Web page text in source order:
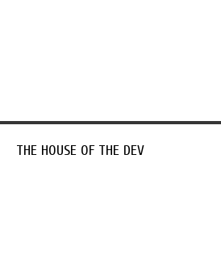
THE HOUSE OF THE DEV